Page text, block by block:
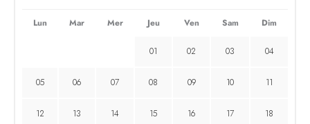
Lun Mar Mer Jeu Ven Sam Dim
01 02 03 04
05 06 07 08 09 10 11
12 13 14 15 16 17 18